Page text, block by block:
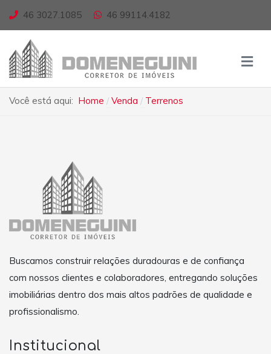
46 3027.1085 46 99114.4182
Você está aqui: Home Venda Terrenos
Buscamos construir relações duradouras e de confiança
com nossos clientes e colaboradores, entregando soluções
imobiliárias dentro dos mais altos padrões de qualidade e
profissionalismo.
Institucional